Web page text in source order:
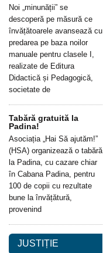
Noi „minunății” se
descoperă pe măsură ce
învățătoarele avansează cu
predarea pe baza noilor
manuale pentru clasele I,
realizate de Editura
Didactică și Pedagogică,
societate de
Tabără gratuită la
Padina!
Asociația „Hai Să ajutăm!”
(HSA) organizează o tabără
la Padina, cu cazare chiar
în Cabana Padina, pentru
100 de copii cu rezultate
bune la învățătură,
provenind
JUSTIȚIE